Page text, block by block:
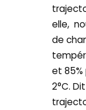
elle,
de
et
2°C.